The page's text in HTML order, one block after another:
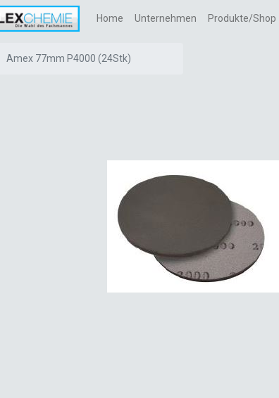
Home Unternehmen Produkte/Shop
Amex 77mm P4000 (24Stk)